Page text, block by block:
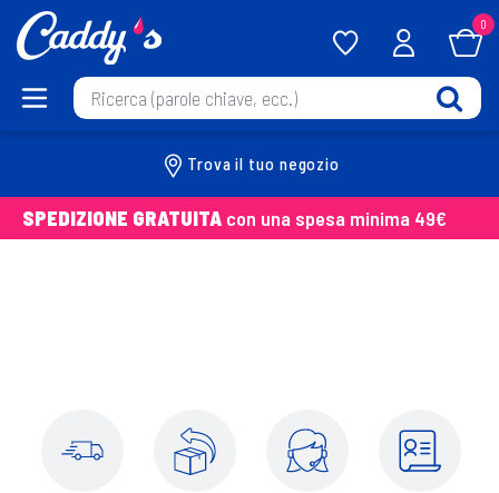
0
Trova il tuo negozio
SPEDIZIONE GRATUITA con una spesa minima 49€